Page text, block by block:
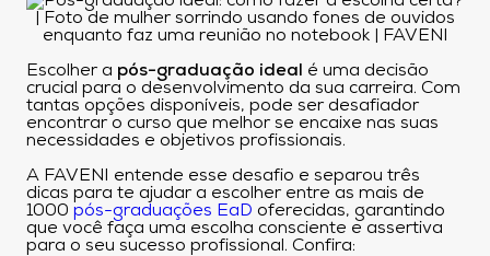
Escolher a pós-graduação ideal
é uma decisão
crucial para o desenvolvimento da sua carreira. Com
tantas opções disponíveis, pode ser desafiador
encontrar o curso que melhor se encaixe nas suas
necessidades e objetivos profissionais.
A FAVENI entende esse desafio e separou três
dicas para te ajudar a escolher entre as mais de
1000 pós-graduações EaD oferecidas, garantindo
que você faça uma escolha consciente e assertiva
para o seu sucesso profissional. Confira: